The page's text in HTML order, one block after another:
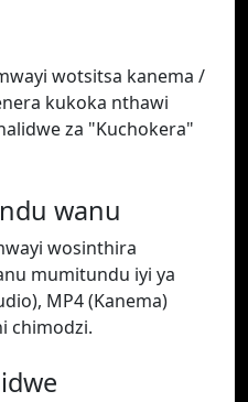
wotsitsa kanema /
kukoka nthawi
za "Kuchokera"
wanu
wosinthira
mumitundu iyi ya
MP4 (Kanema)
chimodzi.